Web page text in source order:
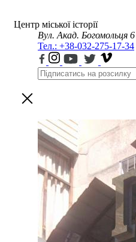
Центр міської історії
Вул. Акад. Богомольця 6
Тел.: +38-032-275-17-34